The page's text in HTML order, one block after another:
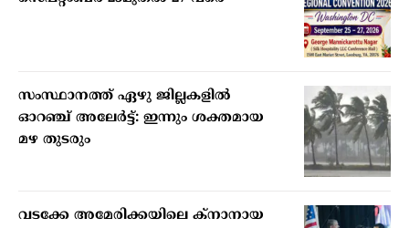
സംസ്ഥാനത്ത് ഏഴു ജില്ലകളില്‍
ഓറഞ്ച് അലേര്‍ട്ട്: ഇന്നും ശക്തമായ
മഴ തുടരും
വടക്കേ അമേരിക്കയിലെ ക്‌നാനായ